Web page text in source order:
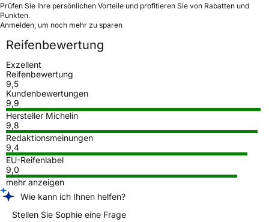
Prüfen Sie Ihre persönlichen Vorteile und profitieren Sie von Rabatten und
Punkten.
Anmelden, um noch mehr zu sparen
Reifenbewertung
Exzellent
Reifenbewertung
9,5
Kundenbewertungen
9,9
Hersteller Michelin
9,8
Redaktionsmeinungen
9,4
EU-Reifenlabel
9,0
mehr anzeigen
Wie kann ich Ihnen helfen?
Stellen Sie Sophie eine Frage